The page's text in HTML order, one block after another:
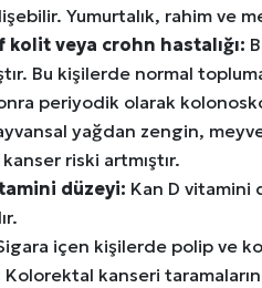
Yumurtalık, rahim ve
kolit veya crohn hastalığı:
Bu kişilerde normal
periyodik olarak
yağdan zengin,
riski artmıştır.
düzeyi: Kan D vitamini
içen kişilerde polip ve
Kolorektal kanseri